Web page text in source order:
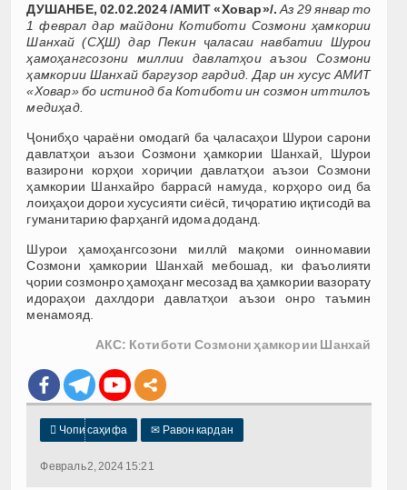
ДУШАНБЕ, 02.02.2024 /АМИТ «Ховар»/. Аз 29 январ то
1 феврал дар майдони Котиботи Созмони ҳамкории
Шанхай (СҲШ) дар Пекин ҷаласаи навбатии Шурои
ҳамоҳангсозони миллии давлатҳои аъзои Созмони
ҳамкории Шанхай баргузор гардид. Дар ин хусус АМИТ
«Ховар» бо истинод ба Котиботи ин созмон иттилоъ
медиҳад.
Ҷонибҳо ҷараёни омодагӣ ба ҷаласаҳои Шурои сарони
давлатҳои аъзои Созмони ҳамкории Шанхай, Шурои
вазирони корҳои хориҷии давлатҳои аъзои Созмони
ҳамкории Шанхайро баррасӣ намуда, корҳоро оид ба
лоиҳаҳои дорои хусусияти сиёсӣ, тиҷоратию иқтисодӣ ва
гуманитарию фарҳангӣ идома доданд.
Шурои ҳамоҳангсозони миллӣ мақоми оинномавии
Созмони ҳамкории Шанхай мебошад, ки фаъолияти
ҷории созмонро ҳамоҳанг месозад ва ҳамкории вазорату
идораҳои дахлдори давлатҳои аъзои онро таъмин
менамояд.
АКС: Котиботи Созмони ҳамкории Шанхай
 Чопи саҳифа ✉ Равон кардан
Февраль 2, 2024 15:21